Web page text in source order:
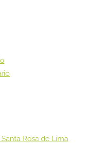
Rosa de Lima